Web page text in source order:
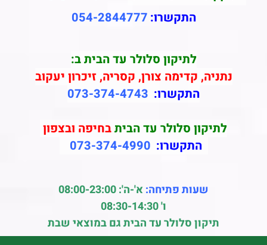
התקשרו: 054-2844777
לתיקון סלולר עד הבית ב:
נתניה, קדימה צורן, קסריה, זיכרון יעקוב
התקשרו: 073-374-4743
לתיקון סלולר עד הביתבחיפה ובצפון
התקשרו: 073-374-4990
שעות פתיחה:א'-ה': 08:00-23:00
ו' 08:30-14:30
תיקון סלולר עד הבית גם במוצאי שבת